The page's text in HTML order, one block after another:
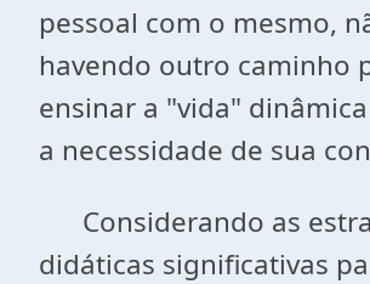
pessoal com o mesmo,
havendo outro caminho
ensinar a "vida"
a necessidade de sua
Considerando as
didáticas significativas